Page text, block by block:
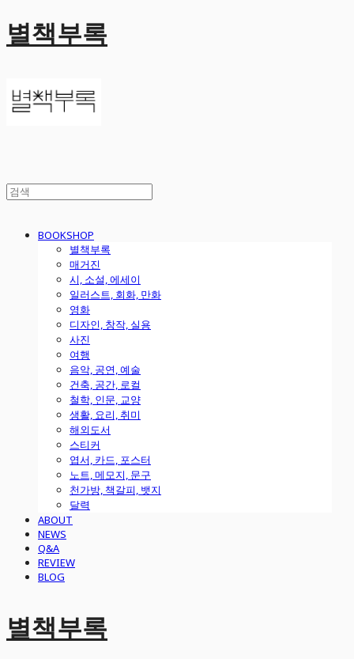
별책부록
BOOKSHOP
별책부록
매거진
시, 소설, 에세이
일러스트, 회화, 만화
영화
디자인, 창작, 실용
사진
여행
음악, 공연, 예술
건축, 공간, 로컬
철학, 인문, 교양
생활, 요리, 취미
해외도서
스티커
엽서, 카드, 포스터
노트, 메모지, 문구
천가방, 책갈피, 뱃지
달력
ABOUT
NEWS
Q&A
REVIEW
BLOG
별책부록